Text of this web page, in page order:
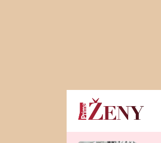
Horoskopy